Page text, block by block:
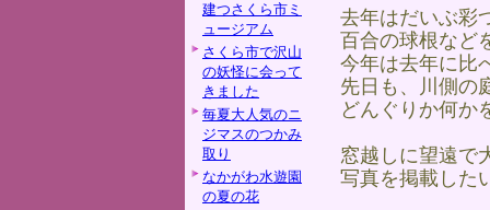
建つさくら市ミ
ュージアム
さくら市で沢山
の妖怪に会って
きました
毎夏大人気のニ
ジマスのつかみ
取り
なかがわ水遊園
の夏の花
去年はだいぶ彩
百合の球根など
今年は去年に比
先日も、川側の
どんぐりか何か
窓越しに望遠で
写真を掲載した